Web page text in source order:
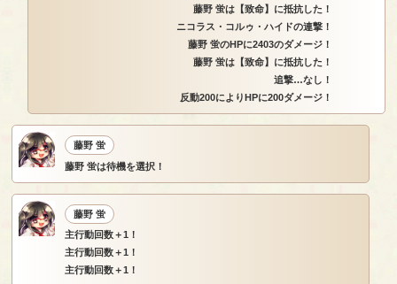
藤野 蛍は【致命】に抵抗した！
ニコラス・コルゥ・ハイドの連撃！
藤野 蛍のHPに2403のダメージ！
藤野 蛍は【致命】に抵抗した！
追撃…なし！
反動200によりHPに200ダメージ！
藤野 蛍
藤野 蛍は待機を選択！
藤野 蛍
主行動回数＋1！
主行動回数＋1！
主行動回数＋1！